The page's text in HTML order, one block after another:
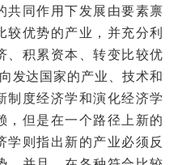
共同作用下发展由要素禀
较优势的产业，并充分利
、积累资本、转变比较优
发达国家的产业、技术和
制度经济学和演化经济学
，但是在一个路径上新的
学则指出新的产业必须反